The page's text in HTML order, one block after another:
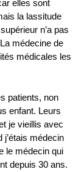
elles sont
la lassitude
n’a pas
médecine de
médicales les
patients, non
enfant. Leurs
je vieillis avec
j’étais médecin
le médecin qui
depuis 30 ans.